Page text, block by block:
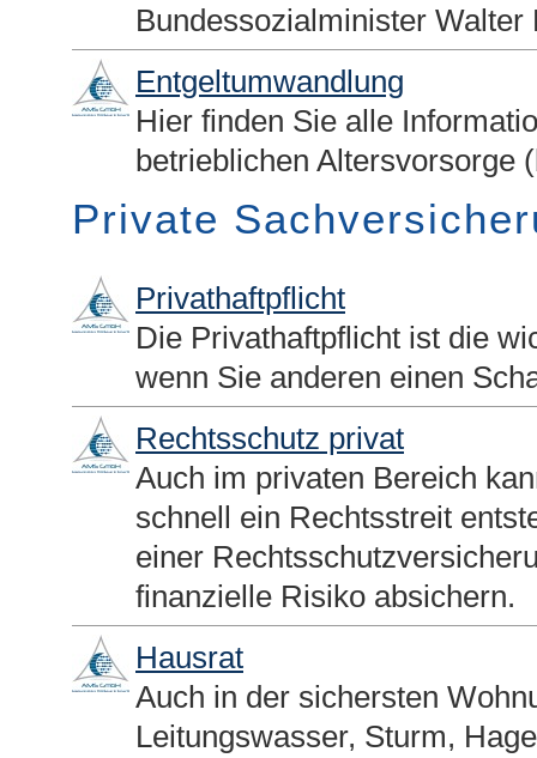
Bundessozialminister
Entgeltumwandlung
Hier finden Sie alle
betrieblichen Alters­vorsorge
Private
Privathaftpflicht
Die Privathaftpflicht ist die
wenn Sie anderen einen
Rechtsschutz privat
Auch im privaten Bereich
schnell ein Rechtsstreit
einer
finanzielle Risiko absichern.
Hausrat
Auch in der sichersten
Leitungswasser, Sturm,